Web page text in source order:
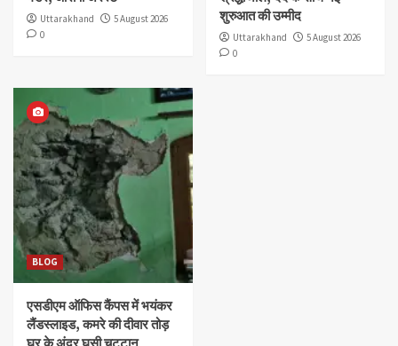
Uttarakhand
5 August 2026
0
शुरुआत की उम्मीद
Uttarakhand
5 August 2026
0
BLOG
एसडीएम ऑफिस कैंपस में भयंकर
लैंडस्लाइड, कमरे की दीवार तोड़